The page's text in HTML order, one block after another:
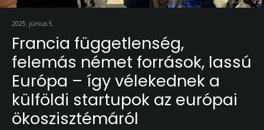
2025. június 5.
Francia függetlenség,
felemás német források, lassú
Európa – így vélekednek a
külföldi startupok az európai
ökoszisztémáról